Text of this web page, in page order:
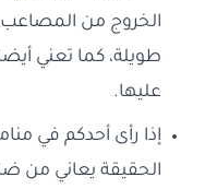
الخروج من المصاعب
طويلة، كما تعني
عليها.
إذا رأى أحدكم في
الحقيقة يعاني من